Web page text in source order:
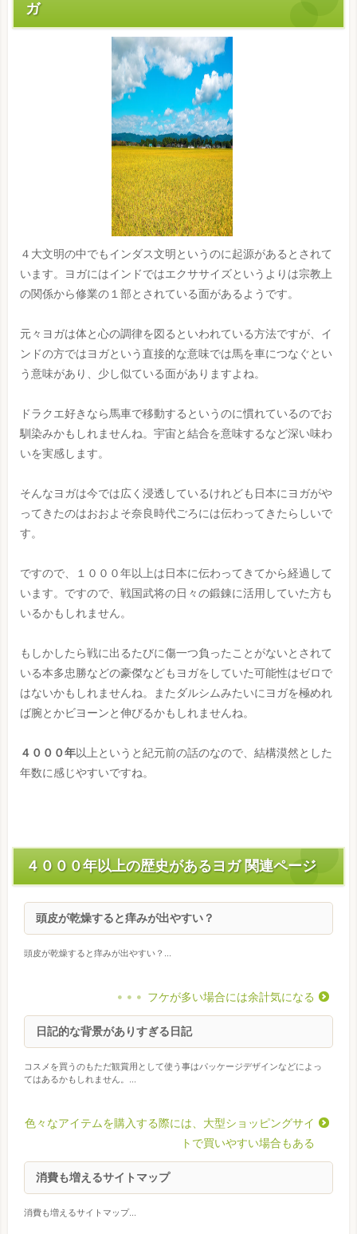
ガ
４大文明の中でもインダス文明というのに起源があるとされて
います。ヨガにはインドではエクササイズというよりは宗教上
の関係から修業の１部とされている面があるようです。
元々ヨガは体と心の調律を図るといわれている方法ですが、イ
ンドの方ではヨガという直接的な意味では馬を車につなぐとい
う意味があり、少し似ている面がありますよね。
ドラクエ好きなら馬車で移動するというのに慣れているのでお
馴染みかもしれませんね。宇宙と結合を意味するなど深い味わ
いを実感します。
そんなヨガは今では広く浸透しているけれども日本にヨガがや
ってきたのはおおよそ奈良時代ごろには伝わってきたらしいで
す。
ですので、１０００年以上は日本に伝わってきてから経過して
います。ですので、戦国武将の日々の鍛錬に活用していた方も
いるかもしれません。
もしかしたら戦に出るたびに傷一つ負ったことがないとされて
いる本多忠勝などの豪傑などもヨガをしていた可能性はゼロで
はないかもしれませんね。またダルシムみたいにヨガを極めれ
ば腕とかビヨーンと伸びるかもしれませんね。
４０００年以上というと紀元前の話のなので、結構漠然とした
年数に感じやすいですね。
４０００年以上の歴史があるヨガ 関連ページ
頭皮が乾燥すると痒みが出やすい？
頭皮が乾燥すると痒みが出やすい？...
フケが多い場合には余計気になる
日記的な背景がありすぎる日記
コスメを買うのもただ観賞用として使う事はパッケージデザインなどによっ
てはあるかもしれません。...
色々なアイテムを購入する際には、大型ショッピングサイ
トで買いやすい場合もある
消費も増えるサイトマップ
消費も増えるサイトマップ...